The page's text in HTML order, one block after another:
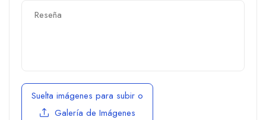
Suelta imágenes para subir o
Galería de Imágenes